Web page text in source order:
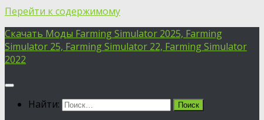
Перейти к содержимому
Скачать Моды Farming Simulator 2025, Farming
Simulator 25, Farming Simulator 22, Farming Simulator
2022
Найти: